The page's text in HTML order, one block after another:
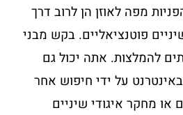
מפה לאוזן הן לרוב דרך
פוטנציאליים. בקש מבני
להמלצות. אתה יכול גם
על ידי חיפוש אחר
או מחקר איגודי שיניים